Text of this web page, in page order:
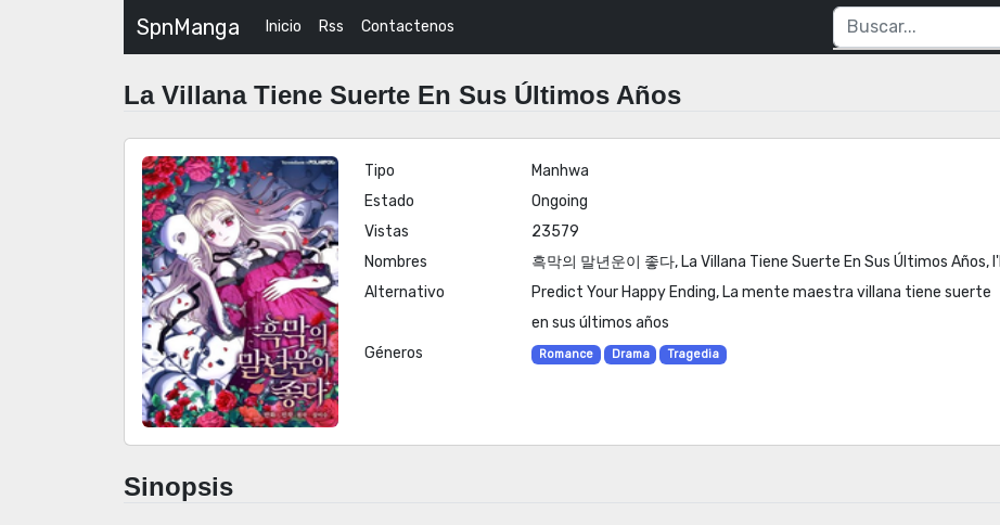
SpnManga Inicio Rss Contactenos
La Villana Tiene Suerte En Sus Últimos Años
Tipo
Manhwa
Estado
Ongoing
Vistas
23579
Nombres
Alternativo
흑막의 말년운이 좋다, La Villana Tiene Suerte En Sus Últimos Años, I'll
Predict Your Happy Ending, La mente maestra villana tiene suerte
en sus últimos años
Géneros
Romance Drama Tragedia
Sinopsis